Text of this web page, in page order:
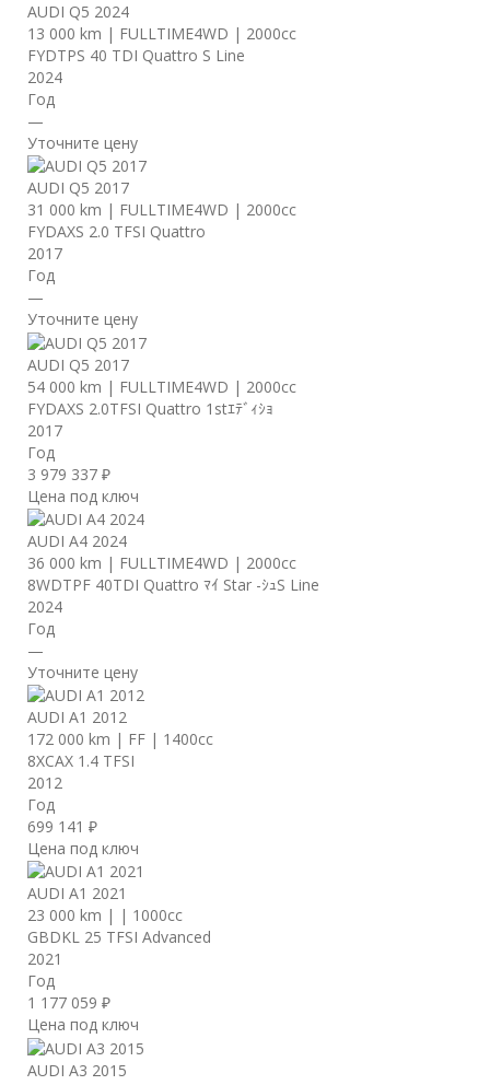
AUDI Q5 2024
13 000 km | FULLTIME4WD | 2000cc
FYDTPS 40 TDI Quattro S Line
2024
Год
—
Уточните цену
AUDI Q5 2017
31 000 km | FULLTIME4WD | 2000cc
FYDAXS 2.0 TFSI Quattro
2017
Год
—
Уточните цену
AUDI Q5 2017
54 000 km | FULLTIME4WD | 2000cc
FYDAXS 2.0TFSI Quattro 1stｴﾃﾞｨｼｮ
2017
Год
3 979 337 ₽
Цена под ключ
AUDI A4 2024
36 000 km | FULLTIME4WD | 2000cc
8WDTPF 40TDI Quattro ﾏｲ Star -ｼｭS Line
2024
Год
—
Уточните цену
AUDI A1 2012
172 000 km | FF | 1400cc
8XCAX 1.4 TFSI
2012
Год
699 141 ₽
Цена под ключ
AUDI A1 2021
23 000 km | | 1000cc
GBDKL 25 TFSI Advanced
2021
Год
1 177 059 ₽
Цена под ключ
AUDI A3 2015